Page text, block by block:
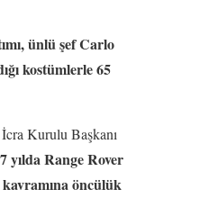
ünlü şef Carlo
kostümlerle 65
Kurulu Başkanı
yılda Range Rover
öncülük